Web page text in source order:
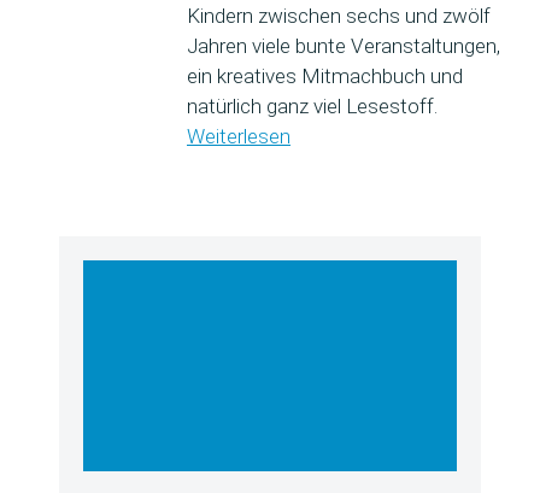
Kindern zwischen sechs und zwölf
Jahren viele bunte Veranstaltungen,
ein kreatives Mitmachbuch und
natürlich ganz viel Lesestoff.
Weiterlesen